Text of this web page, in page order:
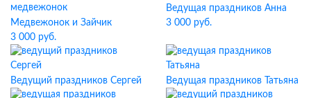
Медвежонок и Зайчик
3 000 руб.
Ведущая праздников Анна
3 000 руб.
Ведущий праздников Сергей Ведущая праздников Татьяна